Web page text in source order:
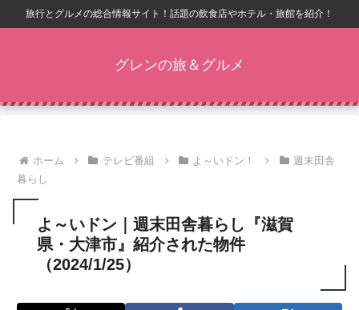
旅行とグルメの総合情報サイト！話題の飲食店やホテル・旅館を紹介！
グレンの旅＆グルメ
ホーム テレビ番組 よ～いドン！
週末田舎
暮らし
よ～いドン｜週末田舎暮らし『滋賀
県・大津市』紹介された物件
（2024/1/25）